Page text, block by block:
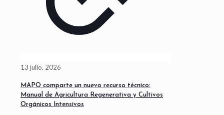
13 julio, 2026
MAPO comparte un nuevo recurso técnico:
Manual de Agricultura Regenerativa y Cultivos
Orgánicos Intensivos